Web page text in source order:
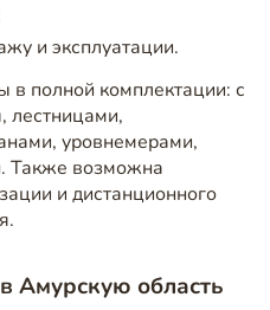
и эксплуатации.
полной комплектации: с
лестницами,
уровнемерами,
Также возможна
и дистанционного
Амурскую область